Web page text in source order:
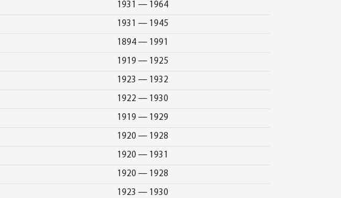
1931 — 1964
1931 — 1945
1894 — 1991
1919 — 1925
1923 — 1932
1922 — 1930
1919 — 1929
1920 — 1928
1920 — 1931
1920 — 1928
1923 — 1930